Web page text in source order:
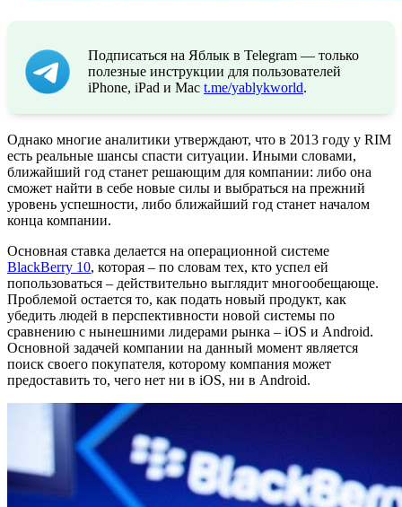
Подписаться на Яблык в Telegram — только
полезные инструкции для пользователей
iPhone, iPad и Mac t.me/yablykworld.
Однако многие аналитики утверждают, что в 2013 году у RIM
есть реальные шансы спасти ситуации. Иными словами,
ближайший год станет решающим для компании: либо она
сможет найти в себе новые силы и выбраться на прежний
уровень успешности, либо ближайший год станет началом
конца компании.
Основная ставка делается на операционной системе
BlackBerry 10, которая – по словам тех, кто успел ей
попользоваться – действительно выглядит многообещающе.
Проблемой остается то, как подать новый продукт, как
убедить людей в перспективности новой системы по
сравнению с нынешними лидерами рынка – iOS и Android.
Основной задачей компании на данный момент является
поиск своего покупателя, которому компания может
предоставить то, чего нет ни в iOS, ни в Android.